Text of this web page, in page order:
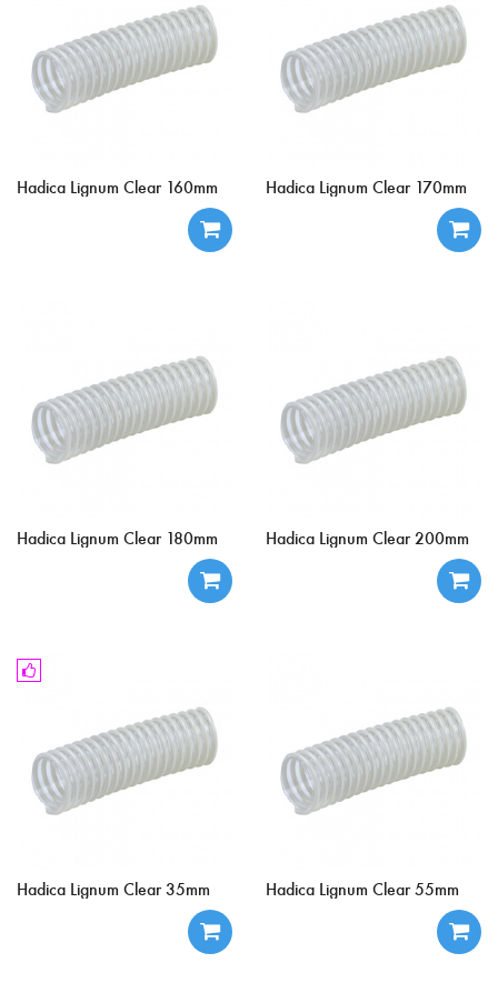
Hadica Lignum Clear 160mm Hadica Lignum Clear 170mm
Hadica Lignum Clear 180mm Hadica Lignum Clear 200mm
Hadica Lignum Clear 35mm Hadica Lignum Clear 55mm